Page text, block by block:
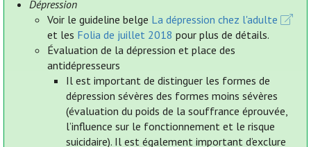
Dépression
Voir le guideline belge La dépression chez l'adulte
et les Folia de juillet 2018 pour plus de détails.
Évaluation de la dépression et place des
antidépresseurs
Il est important de distinguer les formes de
dépression sévères des formes moins sévères
(évaluation du poids de la souffrance éprouvée,
l’influence sur le fonctionnement et le risque
suicidaire). Il est également important d’exclure